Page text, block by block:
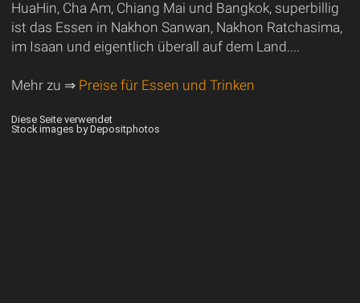
HuaHin, Cha Am, Chiang Mai und Bangkok, superbillig
ist das Essen in Nakhon Sanwan, Nakhon Ratchasima,
im Isaan und eigentlich überall auf dem Land....
Mehr zu ⇒ Preise für Essen und Trinken
Diese Seite verwendet
Stock images by Depositphotos